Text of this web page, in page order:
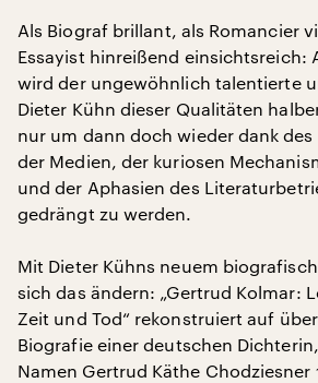
Als Biograf brillant, als Romancier
Essayist hinreißend einsichtsreich:
wird der ungewöhnlich talentierte
Dieter Kühn dieser Qualitäten
nur um dann doch wieder dank
der Medien, der kuriosen
und der Aphasien des
gedrängt zu werden.
Mit Dieter Kühns neuem
sich das ändern: „Gertrud Kolmar:
Zeit und Tod“ rekonstruiert auf
Biografie einer deutschen
Namen Gertrud Käthe Chodziesner